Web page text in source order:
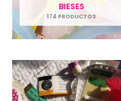
BIESES
174 PRODUCTOS